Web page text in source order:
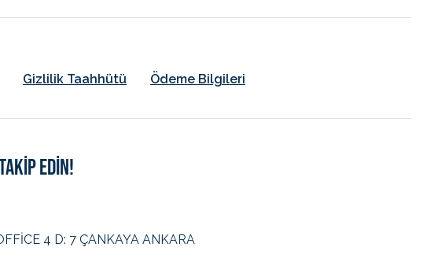
Gizlilik Taahhütü Ödeme Bilgileri
EDİN!
4 D: 7 ÇANKAYA ANKARA